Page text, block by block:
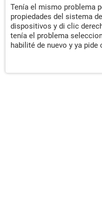
Tenía el mismo problema
propiedades del sistema
dispositivos y di clic
tenía el problema
habilité de nuevo y ya